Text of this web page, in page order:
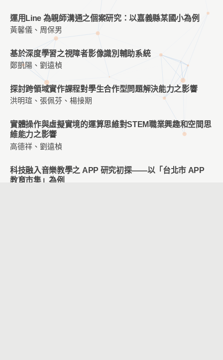
運用Line 為親師溝通之個案研究：以嘉義縣某國小為例
黃馨儀、周保男
基於深度學習之視障者影像識別輔助系統
鄭凱陽、劉遠楨
探討跨領域實作課程對學生合作型問題解決能力之影響
洪明瑄、張佩芬、楊接期
實體操作與虛擬實境的運算思維對STEM職業興趣和空間思
維能力之影響
高德祥、劉遠楨
科技融⼊⾳樂教學之 APP 研究初探——以「台北市 APP
教育市集」為例